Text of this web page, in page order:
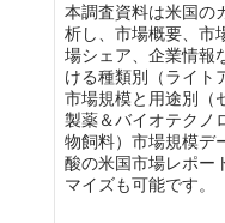
本調査資料は米国の
析し、市場概要、市
場シェア、企業情報
ける種類別（ライト
市場規模と用途別（
製薬＆バイオテクノ
物飼料）市場規模デ
酸の米国市場レポー
マイズも可能です。